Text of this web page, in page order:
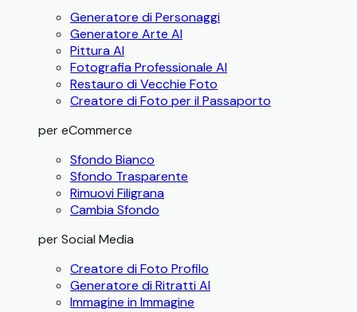
Generatore di Personaggi
Generatore Arte AI
Pittura AI
Fotografia Professionale AI
Restauro di Vecchie Foto
Creatore di Foto per il Passaporto
per eCommerce
Sfondo Bianco
Sfondo Trasparente
Rimuovi Filigrana
Cambia Sfondo
per Social Media
Creatore di Foto Profilo
Generatore di Ritratti AI
Immagine in Immagine